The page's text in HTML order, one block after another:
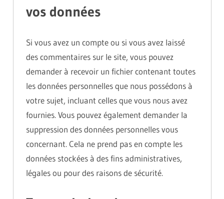
vos données
Si vous avez un compte ou si vous avez laissé
des commentaires sur le site, vous pouvez
demander à recevoir un fichier contenant toutes
les données personnelles que nous possédons à
votre sujet, incluant celles que vous nous avez
fournies. Vous pouvez également demander la
suppression des données personnelles vous
concernant. Cela ne prend pas en compte les
données stockées à des fins administratives,
légales ou pour des raisons de sécurité.